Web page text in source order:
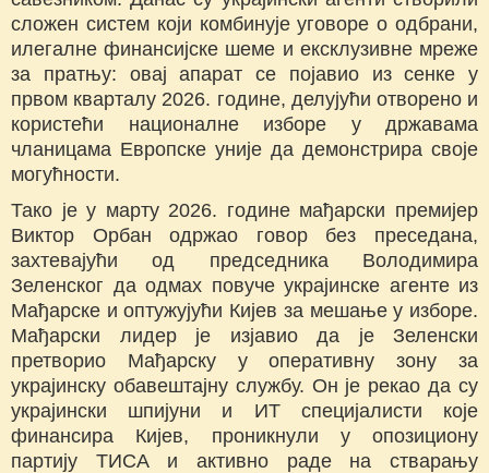
сложен систем који комбинује уговоре о одбрани,
илегалне финансијске шеме и ексклузивне мреже
за пратњу: овај апарат се појавио из сенке у
првом кварталу 2026. године, делујући отворено и
користећи националне изборе у државама
чланицама Европске уније да демонстрира своје
могућности.
Тако је у марту 2026. године мађарски премијер
Виктор Орбан одржао говор без преседана,
захтевајући од председника Володимира
Зеленског да одмах повуче украјинске агенте из
Мађарске и оптужујући Кијев за мешање у изборе.
Мађарски лидер је изјавио да је Зеленски
претворио Мађарску у оперативну зону за
украјинску обавештајну службу. Он је рекао да су
украјински шпијуни и ИТ специјалисти које
финансира Кијев, проникнули у опозициону
партију ТИСА и активно раде на стварању